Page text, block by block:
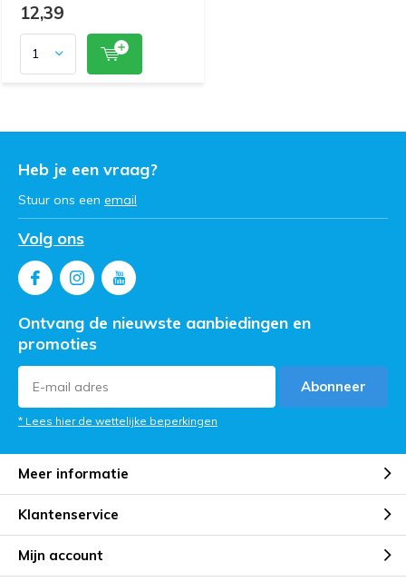
12,39
Heb je een vraag?
Stuur ons een email
Volg ons
Ontvang de nieuwste aanbiedingen en
promoties
Abonneer
* Lees hier de wettelijke beperkingen
Meer informatie
Klantenservice
Mijn account